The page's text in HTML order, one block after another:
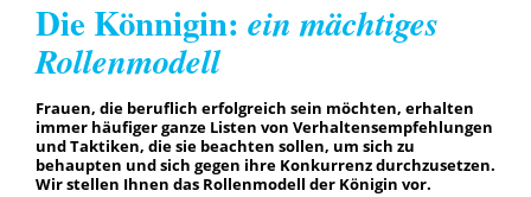
Die Könnigin: ein mächtiges
Rollenmodell
Frauen, die beruflich erfolgreich sein möchten, erhalten
immer häufiger ganze Listen von Verhaltensempfehlungen
und Taktiken, die sie beachten sollen, um sich zu
behaupten und sich gegen ihre Konkurrenz durchzusetzen.
Wir stellen Ihnen das Rollenmodell der Königin vor.